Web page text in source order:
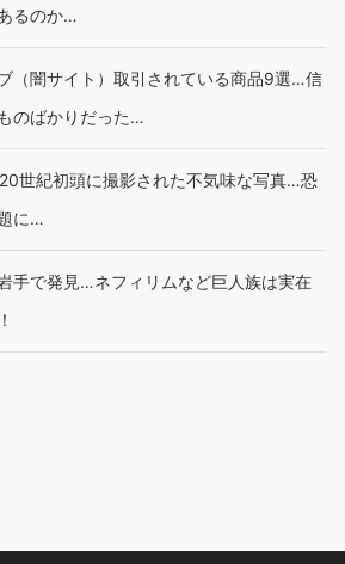
るのか…
（闇サイト）取引されている商品9選…信
のばかりだった…
世紀初頭に撮影された不気味な写真…恐
に…
手で発見…ネフィリムなど巨人族は実在